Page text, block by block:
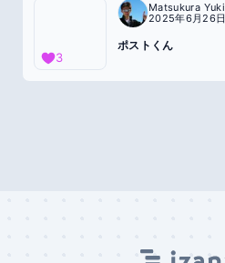
2025年6月26日
ポストくん
3